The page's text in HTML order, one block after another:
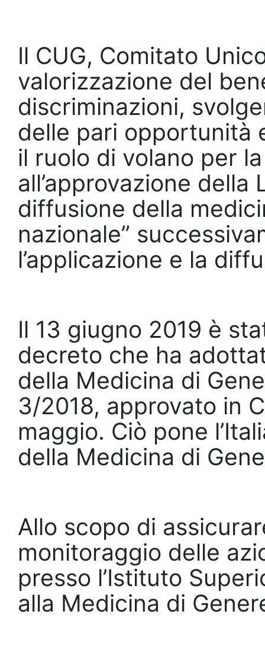
Il CUG, Comitato
valorizzazione del
discriminazioni,
delle pari opportunità
il ruolo di volano per
all’approvazione della
diffusione della
nazionale”
l’applicazione e la
Il 13 giugno 2019 è
decreto che ha
della Medicina di
3/2018, approvato in
maggio. Ciò pone
della Medicina di
Allo scopo di
monitoraggio delle
presso l’Istituto
alla Medicina di